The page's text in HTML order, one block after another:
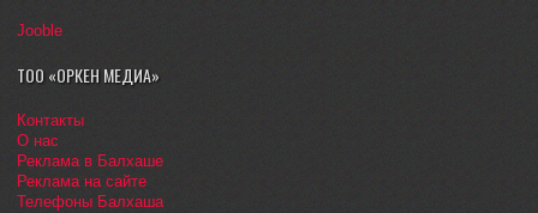
Jooble
ТОО «ОРКЕН МЕДИА»
Контакты
О нас
Реклама в Балхаше
Реклама на сайте
Телефоны Балхаша